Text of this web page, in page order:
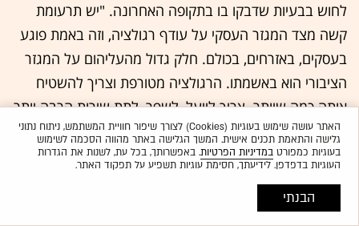
לחוש בבעיות שדבקו בו בתקופה האחרונה. "יש תרעומת
קשה מצד המגזר העסקי על עודף רגולציה, וזה באמת פוגע
בעסקים, באזרחים, בכולם. חלק גדול מהעליהום על המגזר
הציבורי הוא באשמתו. הרגולציה מטורפת וצריך להשטיח
אותה כמה שיותר. צריך לייעל, לשפר, לתת שירות הרבה יותר
טוב. המגזר הציבורי גם לא מתגמל מספיק את העובדים
שלו".
מה לגבי הטענה שהוא לא נושא בנטל כשיש מיליון
האתר עושה שימוש בעוגיות (Cookies) לצורך שיפור חוויית המשתמש, ניתוח נתוני
גלישה והתאמת תכנים אישית. המשך הגלישה באתר מהווה הסכמה לשימוש
בעוגיות כמפורטבמדיניות הפרטיות. באפשרותך, בכל עת, לשנות את הגדרות
העוגיות בדפדפן. לידיעתך, חסימת עוגיות תשפיע על תפקוד האתר.
הבנתי